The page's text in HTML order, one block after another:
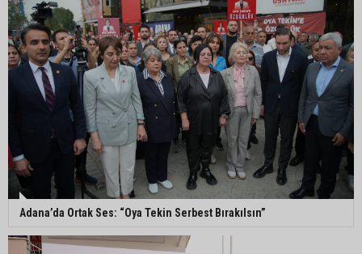
Kozan’da üreticilere Akdeniz Meyve Sineği
uyarısı
İstanbul Lider Kolejleri Adana Kampüsü’ne yoğun
ilgi: Kontenjanlar dolmak üzere
Göçükte hayatını kaybeden işçinin cenazesi
ailesine teslim edildi
Adana’da Ortak Ses: “Oya Tekin Serbest Bırakılsın”